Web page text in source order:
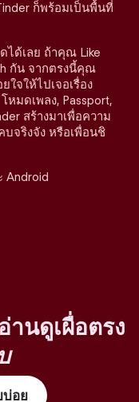
ก็พร้อมเป็นพื้นที่
ได้เลย ถ้าคุณ Like
กัน จากตรงนี้คุณ
ใจให้ไปเจอเรื่อง
หมดเพลง, Passport,
สร้างมาเพื่อความ
จริงจัง หรือเพื่อนชิ
Android
านดูเผื่อตรง
อย